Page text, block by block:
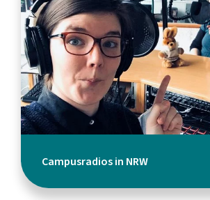
Campusradios in NRW